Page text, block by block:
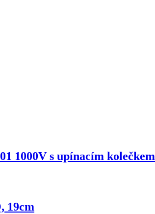
1000V s upínacím kolečkem
19cm